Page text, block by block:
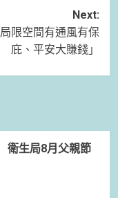
Next:
限空間有通風有保
庇、平安大賺錢」
衛生局8月父親節